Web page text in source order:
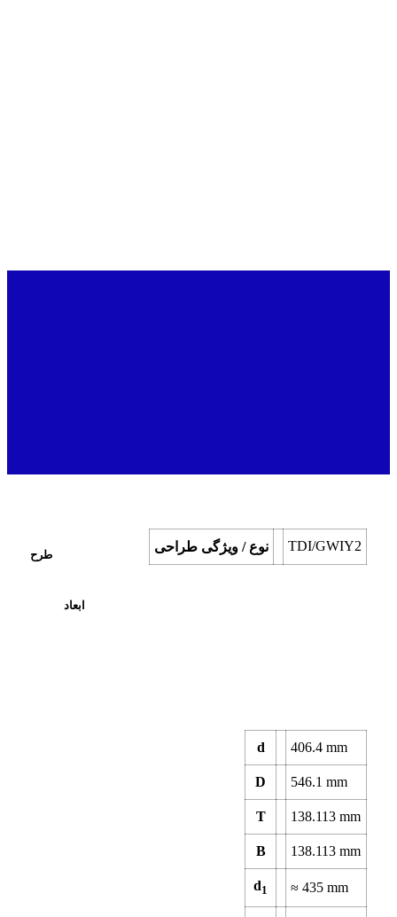
طرح
نوع / ویژگی طراحی TDI/GWIY2
ابعاد
d 406.4mm
D 546.1mm
T 138.113mm
B 138.113mm
d1 ≈ 435mm